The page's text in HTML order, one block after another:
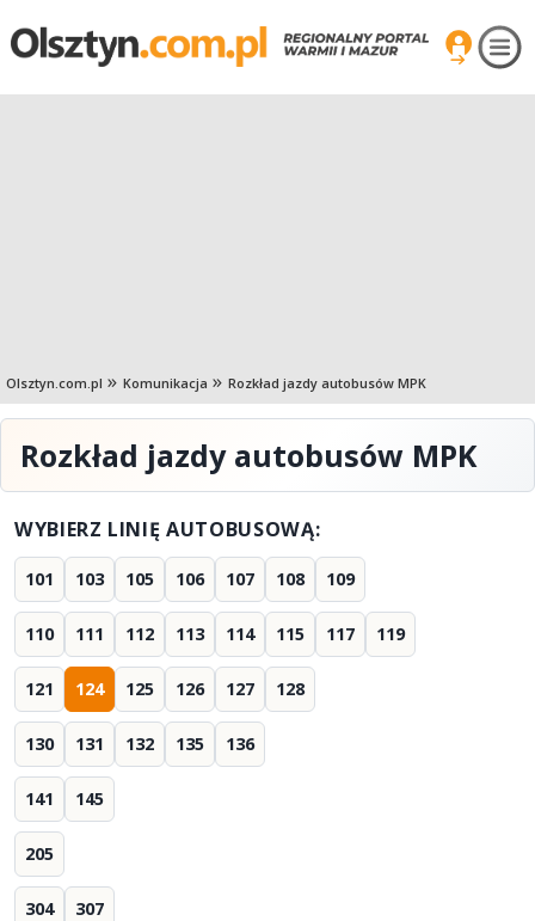
Olsztyn.com.pl Komunikacja Rozkład jazdy autobusów MPK
Rozkład jazdy autobusów MPK
WYBIERZ LINIĘ AUTOBUSOWĄ:
101 103 105 106 107 108 109
110 111 112 113 114 115 117 119
121 124 125 126 127 128
130 131 132 135 136
141 145
205
304 307